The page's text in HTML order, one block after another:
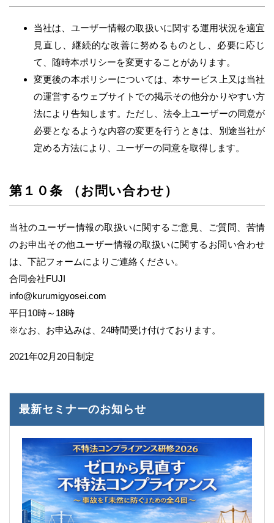
当社は、ユーザー情報の取扱いに関する運用状況を適宜
見直し、継続的な改善に努めるものとし、必要に応じ
て、随時本ポリシーを変更することがあります。
変更後の本ポリシーについては、本サービス上又は当社
の運営するウェブサイトでの掲示その他分かりやすい方
法により告知します。ただし、法令上ユーザーの同意が
必要となるような内容の変更を行うときは、別途当社が
定める方法により、ユーザーの同意を取得します。
第１０条 （お問い合わせ）
当社のユーザー情報の取扱いに関するご意見、ご質問、苦情
のお申出その他ユーザー情報の取扱いに関するお問い合わせ
は、下記フォームによりご連絡ください。
合同会社FUJI
info@kurumigyosei.com
平日10時～18時
※なお、お申込みは、24時間受け付けております。
2021年02月20日制定
最新セミナーのお知らせ